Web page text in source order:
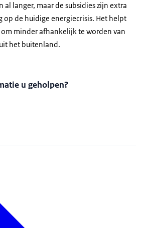
al langer, maar de subsidies zijn extra
op de huidige energiecrisis. Het helpt
minder afhankelijk te worden van
het buitenland.
u geholpen?